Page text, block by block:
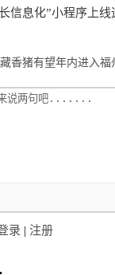
信息化”小程序上线
香猪有望年内进入福
录 | 注册